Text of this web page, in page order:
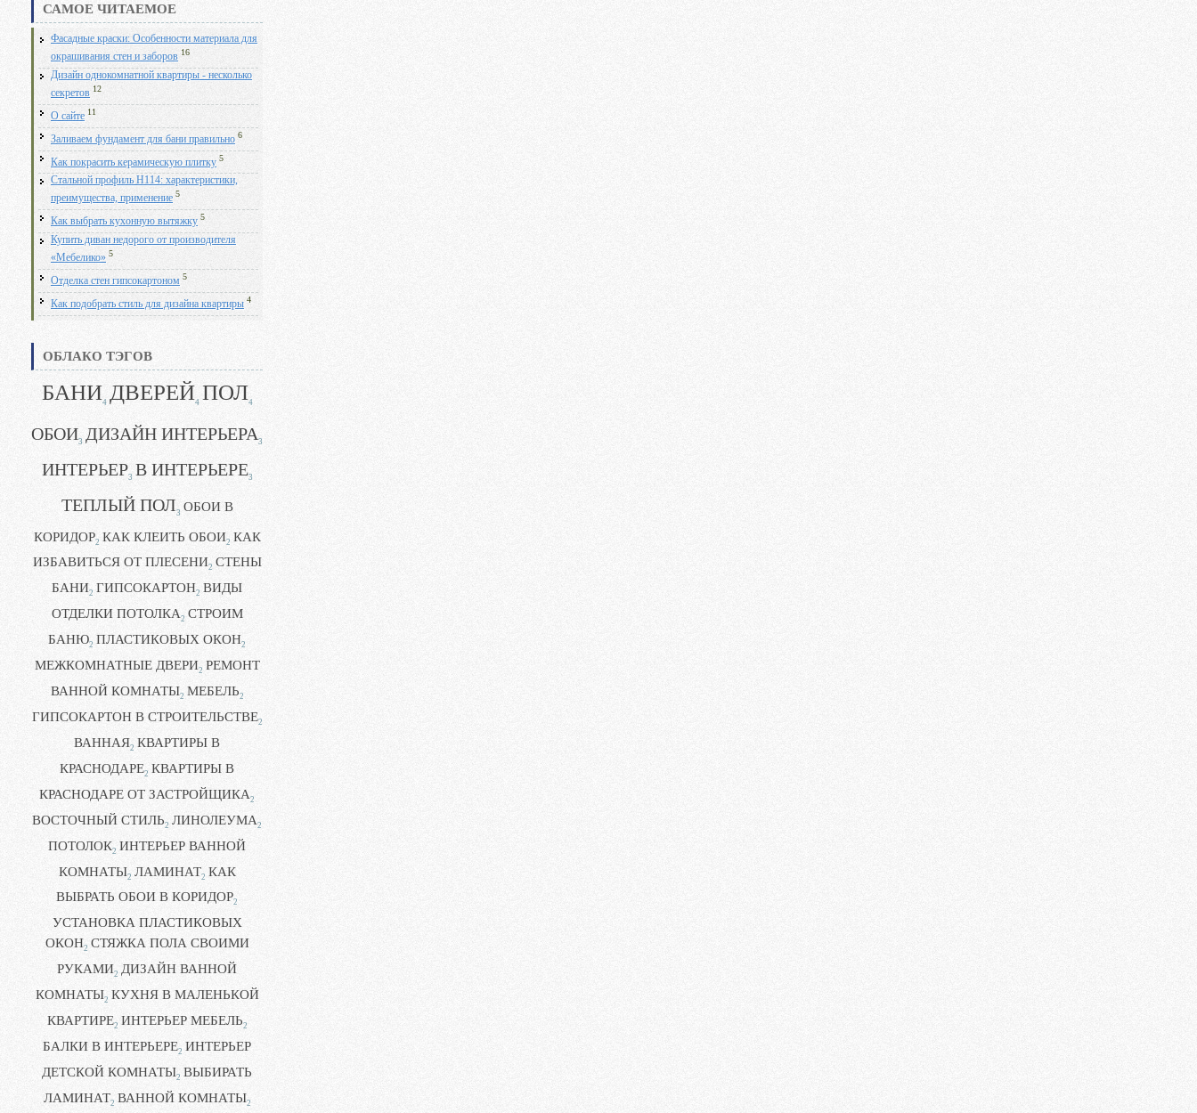
САМОЕ ЧИТАЕМОЕ
Фасадные краски: Особенности материала для
окрашивания стен и заборов 16
Дизайн однокомнатной квартиры - несколько
секретов 12
О сайте 11
Заливаем фундамент для бани правильно 6
Как покрасить керамическую плитку 5
Стальной профиль Н114: характеристики,
преимущества, применение 5
Как выбрать кухонную вытяжку 5
Купить диван недорого от производителя
«Мебелико» 5
Отделка стен гипсокартоном 5
Как подобрать стиль для дизайна квартиры 4
ОБЛАКО ТЭГОВ
БАНИ4 ДВЕРЕЙ4 ПОЛ4
ОБОИ3 ДИЗАЙН ИНТЕРЬЕРА3
ИНТЕРЬЕР3 В ИНТЕРЬЕРЕ3
ТЕПЛЫЙ ПОЛ3 ОБОИ В
КОРИДОР2 КАК КЛЕИТЬ ОБОИ2 КАК
ИЗБАВИТЬСЯ ОТ ПЛЕСЕНИ2 СТЕНЫ
БАНИ2 ГИПСОКАРТОН2 ВИДЫ
ОТДЕЛКИ ПОТОЛКА2 СТРОИМ
БАНЮ2 ПЛАСТИКОВЫХ ОКОН2
МЕЖКОМНАТНЫЕ ДВЕРИ2 РЕМОНТ
ВАННОЙ КОМНАТЫ2 МЕБЕЛЬ2
ГИПСОКАРТОН В СТРОИТЕЛЬСТВЕ2
ВАННАЯ2 КВАРТИРЫ В
КРАСНОДАРЕ2 КВАРТИРЫ В
КРАСНОДАРЕ ОТ ЗАСТРОЙЩИКА2
ВОСТОЧНЫЙ СТИЛЬ2 ЛИНОЛЕУМА2
ПОТОЛОК2 ИНТЕРЬЕР ВАННОЙ
КОМНАТЫ2 ЛАМИНАТ2 КАК
ВЫБРАТЬ ОБОИ В КОРИДОР2
УСТАНОВКА ПЛАСТИКОВЫХ
ОКОН2 СТЯЖКА ПОЛА СВОИМИ
РУКАМИ2 ДИЗАЙН ВАННОЙ
КОМНАТЫ2 КУХНЯ В МАЛЕНЬКОЙ
КВАРТИРЕ2 ИНТЕРЬЕР МЕБЕЛЬ2
БАЛКИ В ИНТЕРЬЕРЕ2 ИНТЕРЬЕР
ДЕТСКОЙ КОМНАТЫ2 ВЫБИРАТЬ
ЛАМИНАТ2 ВАННОЙ КОМНАТЫ2